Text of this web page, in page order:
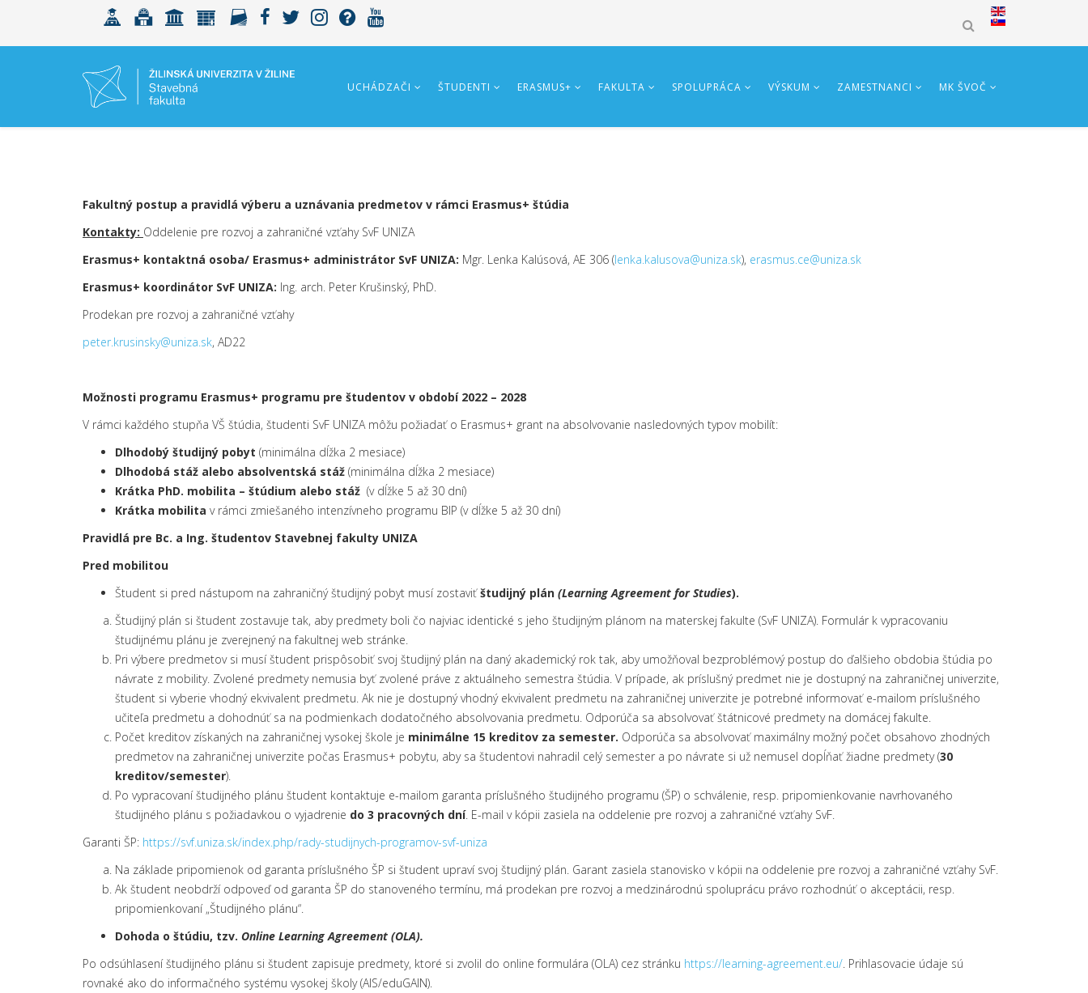
UCHÁDZAČI ŠTUDENTI ERASMUS+ FAKULTA SPOLUPRÁCA VÝSKUM ZAMESTNANCI MK ŠVOČ
Fakultný postup a pravidlá výberu a uznávania predmetov v rámci Erasmus+ štúdia
Kontakty: Oddelenie pre rozvoj a zahraničné vzťahy SvF UNIZA
Erasmus+ kontaktná osoba/ Erasmus+ administrátor SvF UNIZA: Mgr. Lenka Kalúsová, AE 306 (lenka.kalusova@uniza.sk), erasmus.ce@uniza.sk
Erasmus+ koordinátor SvF UNIZA: Ing. arch. Peter Krušinský, PhD.
Prodekan pre rozvoj a zahraničné vzťahy
peter.krusinsky@uniza.sk, AD22
Možnosti programu Erasmus+ programu pre študentov v období 2022 – 2028
V rámci každého stupňa VŠ štúdia, študenti SvF UNIZA môžu požiadať o Erasmus+ grant na absolvovanie nasledovných typov mobilít:
Dlhodobý študijný pobyt (minimálna dĺžka 2 mesiace)
Dlhodobá stáž alebo absolventská stáž (minimálna dĺžka 2 mesiace)
Krátka PhD. mobilita – štúdium alebo stáž (v dĺžke 5 až 30 dní)
Krátka mobilita v rámci zmiešaného intenzívneho programu BIP (v dĺžke 5 až 30 dní)
Pravidlá pre Bc. a Ing. študentov Stavebnej fakulty UNIZA
Pred mobilitou
Študent si pred nástupom na zahraničný študijný pobyt musí zostaviťštudijný plán (Learning Agreement for Studies).
Študijný plán si študent zostavuje tak, aby predmety boli čo najviac identické s jeho študijným plánom na materskej fakulte (SvF UNIZA). Formulár k vypracovaniu
študijnému plánu je zverejnený na fakultnej web stránke.
Pri výbere predmetov si musí študent prispôsobiť svoj študijný plán na daný akademický rok tak, aby umožňoval bezproblémový postup do ďalšieho obdobia štúdia po
návrate z mobility. Zvolené predmety nemusia byť zvolené práve z aktuálneho semestra štúdia. V prípade, ak príslušný predmet nie je dostupný na zahraničnej univerzite,
študent si vyberie vhodný ekvivalent predmetu. Ak nie je dostupný vhodný ekvivalent predmetu na zahraničnej univerzite je potrebné informovať e-mailom príslušného
učiteľa predmetu a dohodnúť sa na podmienkach dodatočného absolvovania predmetu. Odporúča sa absolvovať štátnicové predmety na domácej fakulte.
Počet kreditov získaných na zahraničnej vysokej škole je minimálne 15 kreditov za semester. Odporúča sa absolvovať maximálny možný počet obsahovo zhodných
predmetov na zahraničnej univerzite počas Erasmus+ pobytu, aby sa študentovi nahradil celý semester a po návrate si už nemusel dopĺňať žiadne predmety (30
kreditov/semester).
Po vypracovaní študijného plánu študent kontaktuje e-mailom garanta príslušného študijného programu (ŠP) o schválenie, resp. pripomienkovanie navrhovaného
študijného plánu s požiadavkou o vyjadrenie do 3 pracovných dní. E-mail v kópii zasiela na oddelenie pre rozvoj a zahraničné vzťahy SvF.
Garanti ŠP: https://svf.uniza.sk/index.php/rady-studijnych-programov-svf-uniza
Na základe pripomienok od garanta príslušného ŠP si študent upraví svoj študijný plán. Garant zasiela stanovisko v kópii na oddelenie pre rozvoj a zahraničné vzťahy SvF.
Ak študent neobdrží odpoveď od garanta ŠP do stanoveného termínu, má prodekan pre rozvoj a medzinárodnú spoluprácu právo rozhodnúť o akceptácii, resp.
pripomienkovaní „Študijného plánu“.
Dohoda o štúdiu, tzv. Online Learning Agreement (OLA).
Po odsúhlasení študijného plánu si študent zapisuje predmety, ktoré si zvolil do online formulára (OLA) cez stránku https://learning-agreement.eu/. Prihlasovacie údaje sú
rovnaké ako do informačného systému vysokej školy (AIS/eduGAIN).